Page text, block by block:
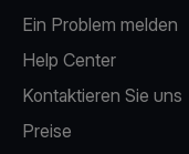
Ein Problem melden
Help Center
Kontaktieren Sie uns
Preise